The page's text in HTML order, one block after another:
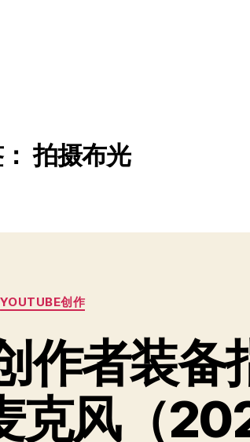
：拍摄布光
分
类
YOUTUBE创作
作者装备
克风（